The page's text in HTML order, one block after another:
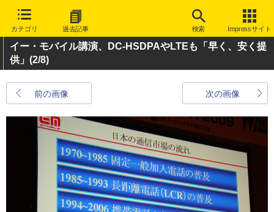
カテゴリ 過去記事 検索 Impressサイト
イー・モバイル講演、DC-HSDPAやLTEも「早く、安く提
供」 (2/8)
前の画像 次の画像